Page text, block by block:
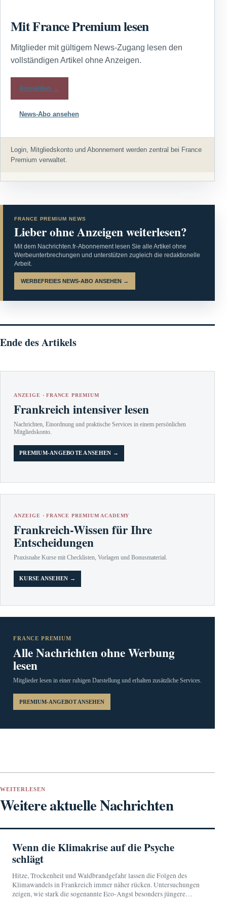
Mit France Premium lesen
Mitglieder mit gültigem News-Zugang lesen den
vollständigen Artikel ohne Anzeigen.
Anmelden →
News-Abo ansehen
Login, Mitgliedskonto und Abonnement werden zentral bei France
Premium verwaltet.
FRANCE PREMIUM NEWS
Lieber ohne Anzeigen weiterlesen?
Mit dem Nachrichten.fr-Abonnement lesen Sie alle Artikel ohne
Werbeunterbrechungen und unterstützen zugleich die redaktionelle
Arbeit.
WERBEFREIES NEWS-ABO ANSEHEN →
Ende des Artikels
ANZEIGE · FRANCE PREMIUM
Frankreich intensiver lesen
Nachrichten, Einordnung und praktische Services in einem persönlichen
Mitgliedskonto.
PREMIUM-ANGEBOTE ANSEHEN →
ANZEIGE · FRANCE PREMIUM ACADEMY
Frankreich-Wissen für Ihre
Entscheidungen
Praxisnahe Kurse mit Checklisten, Vorlagen und Bonusmaterial.
KURSE ANSEHEN →
FRANCE PREMIUM
Alle Nachrichten ohne Werbung
lesen
Mitglieder lesen in einer ruhigen Darstellung und erhalten zusätzliche Services.
PREMIUM-ANGEBOT ANSEHEN
WEITERLESEN
Weitere aktuelle Nachrichten
Wenn die Klimakrise auf die Psyche
schlägt
Hitze, Trockenheit und Waldbrandgefahr lassen die Folgen des
Klimawandels in Frankreich immer näher rücken. Untersuchungen
zeigen, wie stark die sogenannte Eco-Angst besonders jüngere